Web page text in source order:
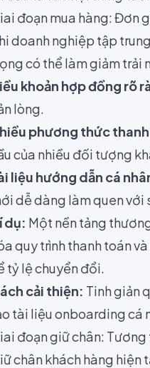
đoạn mua hàng: Đơn
doanh nghiệp tập
có thể làm giảm trải
khoản hợp đồng rõ
lòng.
phương thức
của nhiều đối tượng
liệu hướng dẫn cá
dễ dàng làm quen với
dụ: Một nền tảng
quy trình thanh toán
tỷ lệ chuyển đổi.
cải thiện: Tinh giản
tài liệu onboarding cá
đoạn giữ chân:
chân khách hàng hiện